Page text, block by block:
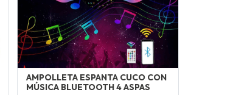
AMPOLLETA ESPANTA CUCO CON
MÚSICA BLUETOOTH 4 ASPAS